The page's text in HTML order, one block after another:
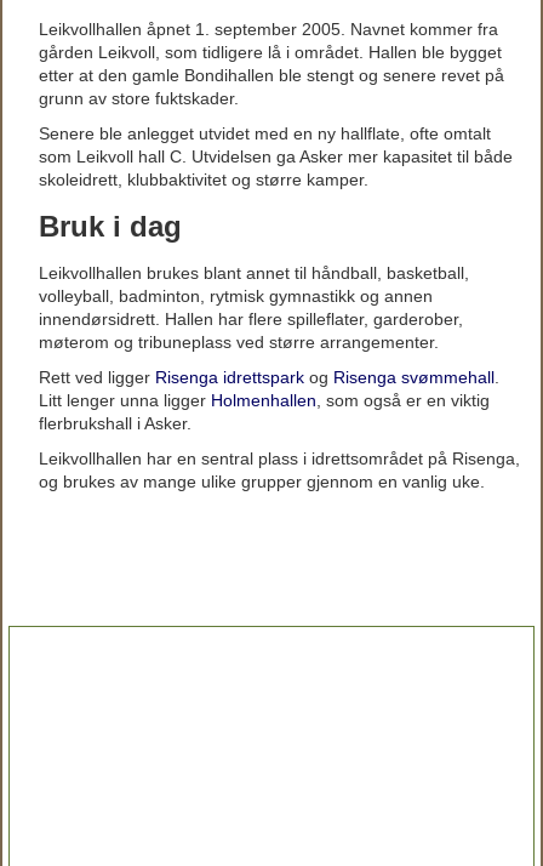
Leikvollhallen åpnet 1. september 2005. Navnet kommer fra
gården Leikvoll, som tidligere lå i området. Hallen ble bygget
etter at den gamle Bondihallen ble stengt og senere revet på
grunn av store fuktskader.
Senere ble anlegget utvidet med en ny hallflate, ofte omtalt
som Leikvoll hall C. Utvidelsen ga Asker mer kapasitet til både
skoleidrett, klubbaktivitet og større kamper.
Bruk i dag
Leikvollhallen brukes blant annet til håndball, basketball,
volleyball, badminton, rytmisk gymnastikk og annen
innendørsidrett. Hallen har flere spilleflater, garderober,
møterom og tribuneplass ved større arrangementer.
Rett ved ligger Risenga idrettspark og Risenga svømmehall
Litt lenger unna ligger Holmenhallen , som også er en viktig
flerbrukshall i Asker.
Leikvollhallen har en sentral plass i idrettsområdet på Risenga,
og brukes av mange ulike grupper gjennom en vanlig uke.